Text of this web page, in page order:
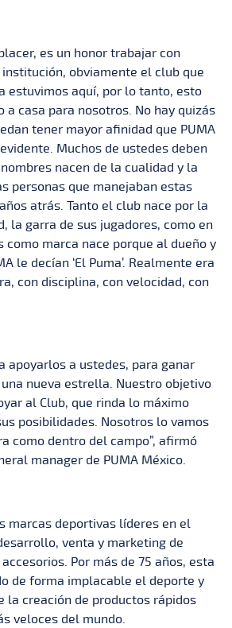
es un honor trabajar con
institución, obviamente el club que
estuvimos aquí, por lo tanto, esto
a casa para nosotros. No hay quizás
tener mayor afinidad que PUMA
Muchos de ustedes deben
nacen de la cualidad y la
personas que manejaban estas
atrás. Tanto el club nace por la
la garra de sus jugadores, como en
como marca nace porque al dueño y
le decían ‘El Puma’. Realmente era
con disciplina, con velocidad, con
apoyarlos a ustedes, para ganar
nueva estrella. Nuestro objetivo
al Club, que rinda lo máximo
posibilidades. Nosotros lo vamos
como dentro del campo”, afirmó
manager de PUMA México.
marcas deportivas líderes en el
venta y marketing de
Por más de 75 años, esta
de forma implacable el deporte y
la creación de productos rápidos
veloces del mundo.